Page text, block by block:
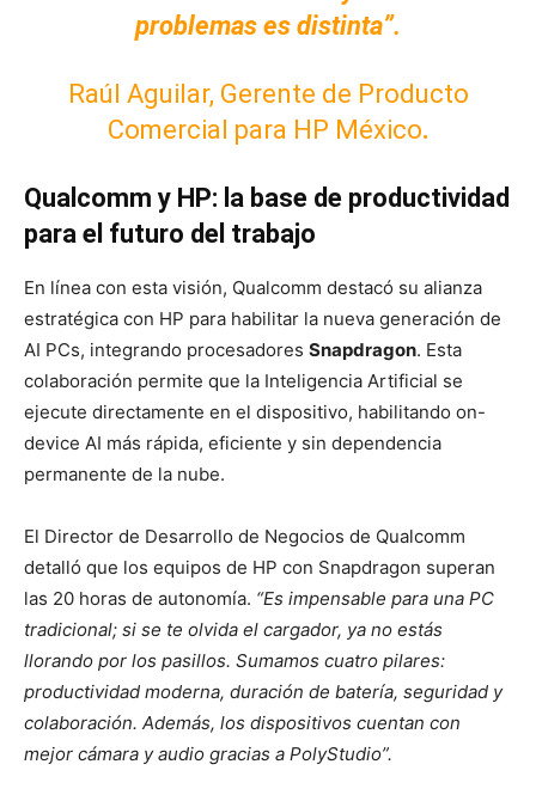
problemas es distinta”.
Raúl Aguilar, Gerente de Producto
Comercial para HP México.
Qualcomm y HP: la base de productividad
para el futuro del trabajo
En línea con esta visión, Qualcomm destacó su alianza
estratégica con HP para habilitar la nueva generación de
AI PCs, integrando procesadores Snapdragon. Esta
colaboración permite que la Inteligencia Artificial se
ejecute directamente en el dispositivo, habilitando on-
device AI más rápida, eficiente y sin dependencia
permanente de la nube.
El Director de Desarrollo de Negocios de Qualcomm
detalló que los equipos de HP con Snapdragon superan
las 20 horas de autonomía. “Es impensable para una PC
tradicional; si se te olvida el cargador, ya no estás
llorando por los pasillos. Sumamos cuatro pilares:
productividad moderna, duración de batería, seguridad y
colaboración. Además, los dispositivos cuentan con
mejor cámara y audio gracias a PolyStudio”.